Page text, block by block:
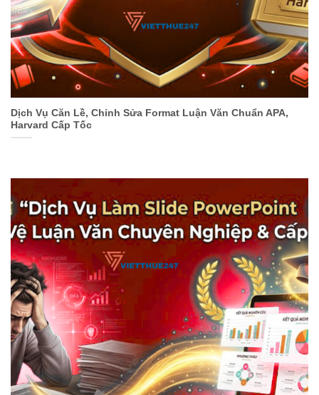
Dịch Vụ Căn Lề, Chỉnh Sửa Format Luận Văn Chuẩn APA,
Harvard Cấp Tốc